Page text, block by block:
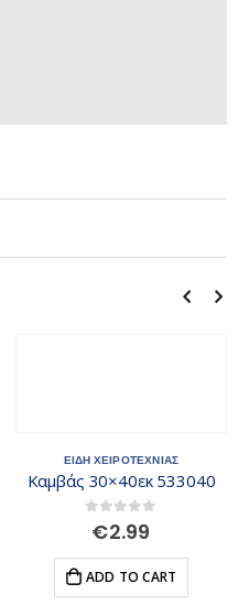
ΕΙΔΗ ΧΕΙΡΟΤΕΧΝΙΑΣ
Καμβάς 30×40εκ 533040
out of 5
€2.99
ADD TO CART